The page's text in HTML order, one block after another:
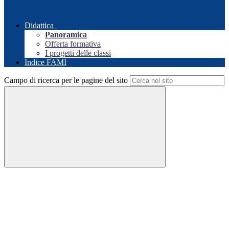
Didattica
Panoramica
Offerta formativa
I progetti delle classi
Indice FAMI
Campo di ricerca per le pagine del sito